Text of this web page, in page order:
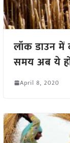
लॉक डाउन में
समय अब ये
April 8, 2020